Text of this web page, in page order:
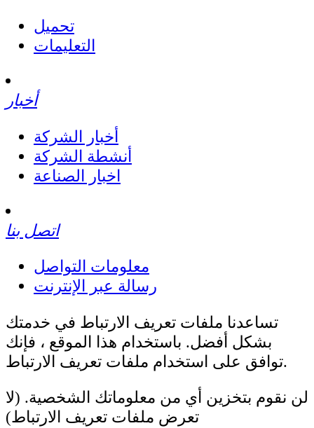
تحميل
التعليمات
أخبار
أخبار الشركة
أنشطة الشركة
اخبار الصناعة
اتصل بنا
معلومات التواصل
رسالة عبر الإنترنت
تساعدنا ملفات تعريف الارتباط في خدمتك
بشكل أفضل. باستخدام هذا الموقع ، فإنك
توافق على استخدام ملفات تعريف الارتباط.
لن نقوم بتخزين أي من معلوماتك الشخصية. (لا
تعرض ملفات تعريف الارتباط)